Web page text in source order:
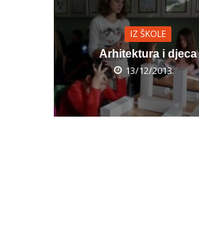
IZ ŠKOLE
Arhitektura i djeca
13/12/2013